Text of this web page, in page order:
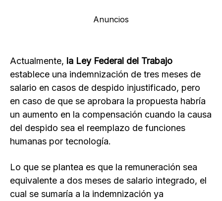
Anuncios
Actualmente, la Ley Federal del Trabajo
establece una indemnización de tres meses de
salario en casos de despido injustificado, pero
en caso de que se aprobara la propuesta habría
un aumento en la compensación cuando la causa
del despido sea el reemplazo de funciones
humanas por tecnología.
Lo que se plantea es que la remuneración sea
equivalente a dos meses de salario integrado, el
cual se sumaría a la indemnización ya